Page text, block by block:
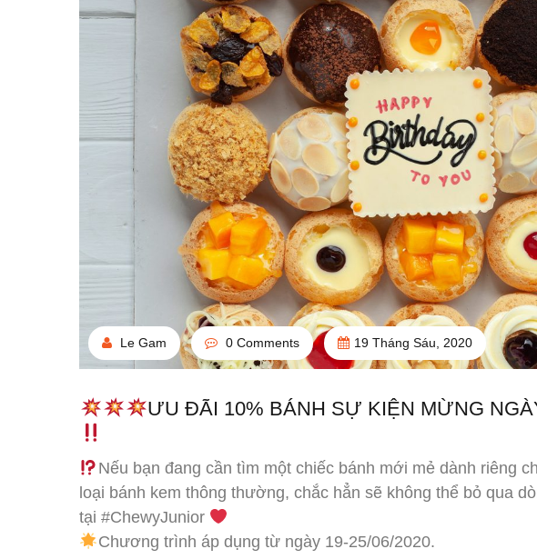
Le Gam 0 Comments 19 Tháng Sáu, 2020
ƯU ĐÃI 10% BÁNH SỰ KIỆN MỪNG
Nếu bạn đang cần tìm một chiếc bánh mới mẻ dành riêng
loại bánh kem thông thường, chắc hẳn sẽ không thể bỏ qua
tại #ChewyJunior
Chương trình áp dụng từ ngày 19-25/06/2020.